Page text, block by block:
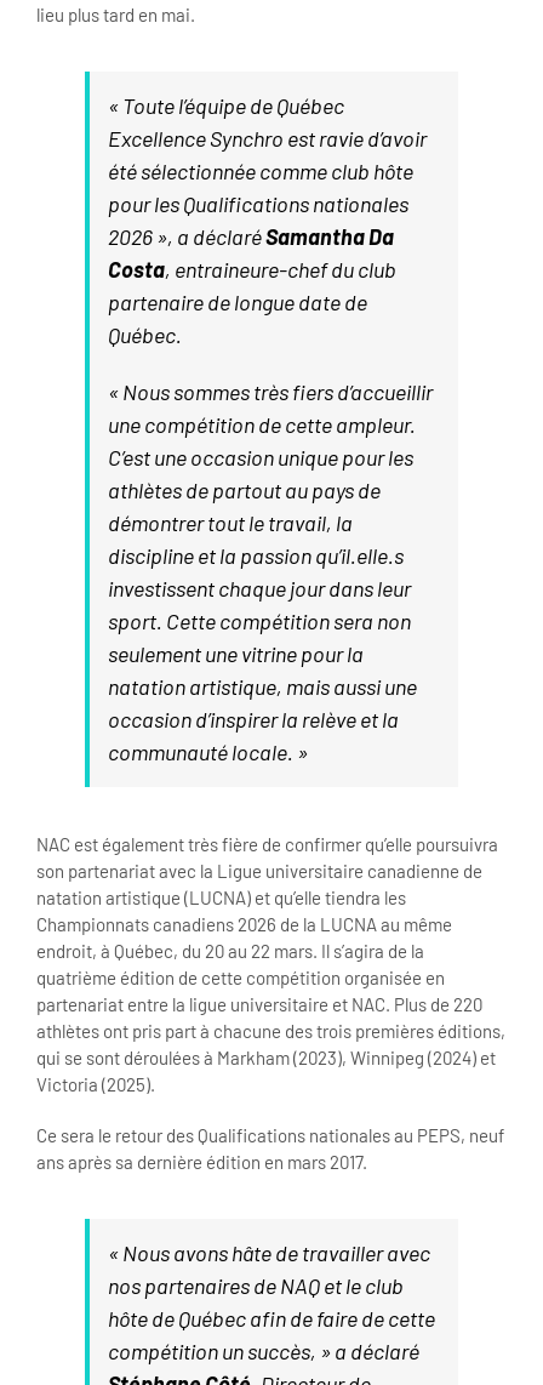
lieu plus tard en mai.
« Toute l’équipe de Québec
Excellence Synchro est ravie d’avoir
été sélectionnée comme club hôte
pour les Qualifications nationales
2026 », a déclaréSamantha Da
Costa, entraineure-chef du club
partenaire de longue date de
Québec.
« Nous sommes très fiers d’accueillir
une compétition de cette ampleur.
C’est une occasion unique pour les
athlètes de partout au pays de
démontrer tout le travail, la
discipline et la passion qu’il.elle.s
investissent chaque jour dans leur
sport. Cette compétition sera non
seulement une vitrine pour la
natation artistique, mais aussi une
occasion d’inspirer la relève et la
communauté locale. »
NAC est également très fière de confirmer qu’elle poursuivra
son partenariat avec la Ligue universitaire canadienne de
natation artistique (LUCNA) et qu’elle tiendra les
Championnats canadiens 2026 de la LUCNA au même
endroit, à Québec, du 20 au 22 mars. Il s’agira de la
quatrième édition de cette compétition organisée en
partenariat entre la ligue universitaire et NAC. Plus de 220
athlètes ont pris part à chacune des trois premières éditions,
qui se sont déroulées à Markham (2023), Winnipeg (2024) et
Victoria (2025).
Ce sera le retour des Qualifications nationales au PEPS, neuf
ans après sa dernière édition en mars 2017.
« Nous avons hâte de travailler avec
nos partenaires de NAQ et le club
hôte de Québec afin de faire de cette
compétition un succès, » a déclaré